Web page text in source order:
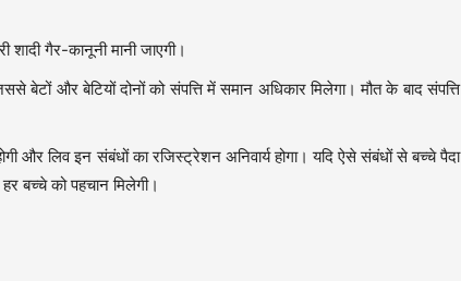
शादी गैर-कानूनी मानी जाएगी।
बेटों और बेटियों दोनों को संपत्ति में समान अधिकार मिलेगा। मौत के बाद संपत्ति
और लिव इन संबंधों का रजिस्ट्रेशन अनिवार्य होगा। यदि ऐसे संबंधों से बच्चे पैदा
बच्चे को पहचान मिलेगी।